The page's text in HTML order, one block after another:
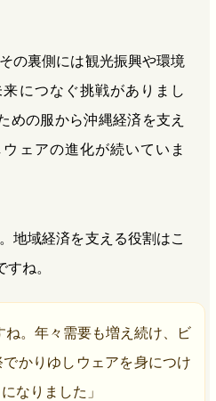
の裏側には観光振興や環境
につなぐ挑戦がありまし
めの服から沖縄経済を支え
ェアの進化が続いていま
地域経済を支える役割はこ
ね。
。年々需要も増え続け、ビ
かりゆしウェアを身につけ
なりました」